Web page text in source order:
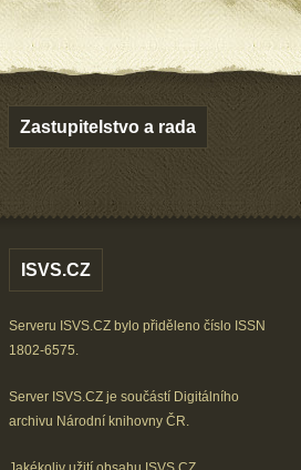
Zastupitelstvo a rada
ISVS.CZ
Serveru ISVS.CZ bylo přiděleno číslo ISSN
1802-6575.
Server ISVS.CZ je součástí Digitálního
archivu Národní knihovny ČR.